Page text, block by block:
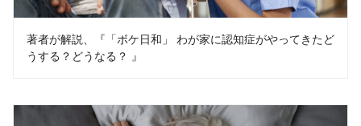
著者が解説、『「ボケ日和」 わが家に認知症がやってきたど
うする？どうなる？ 』